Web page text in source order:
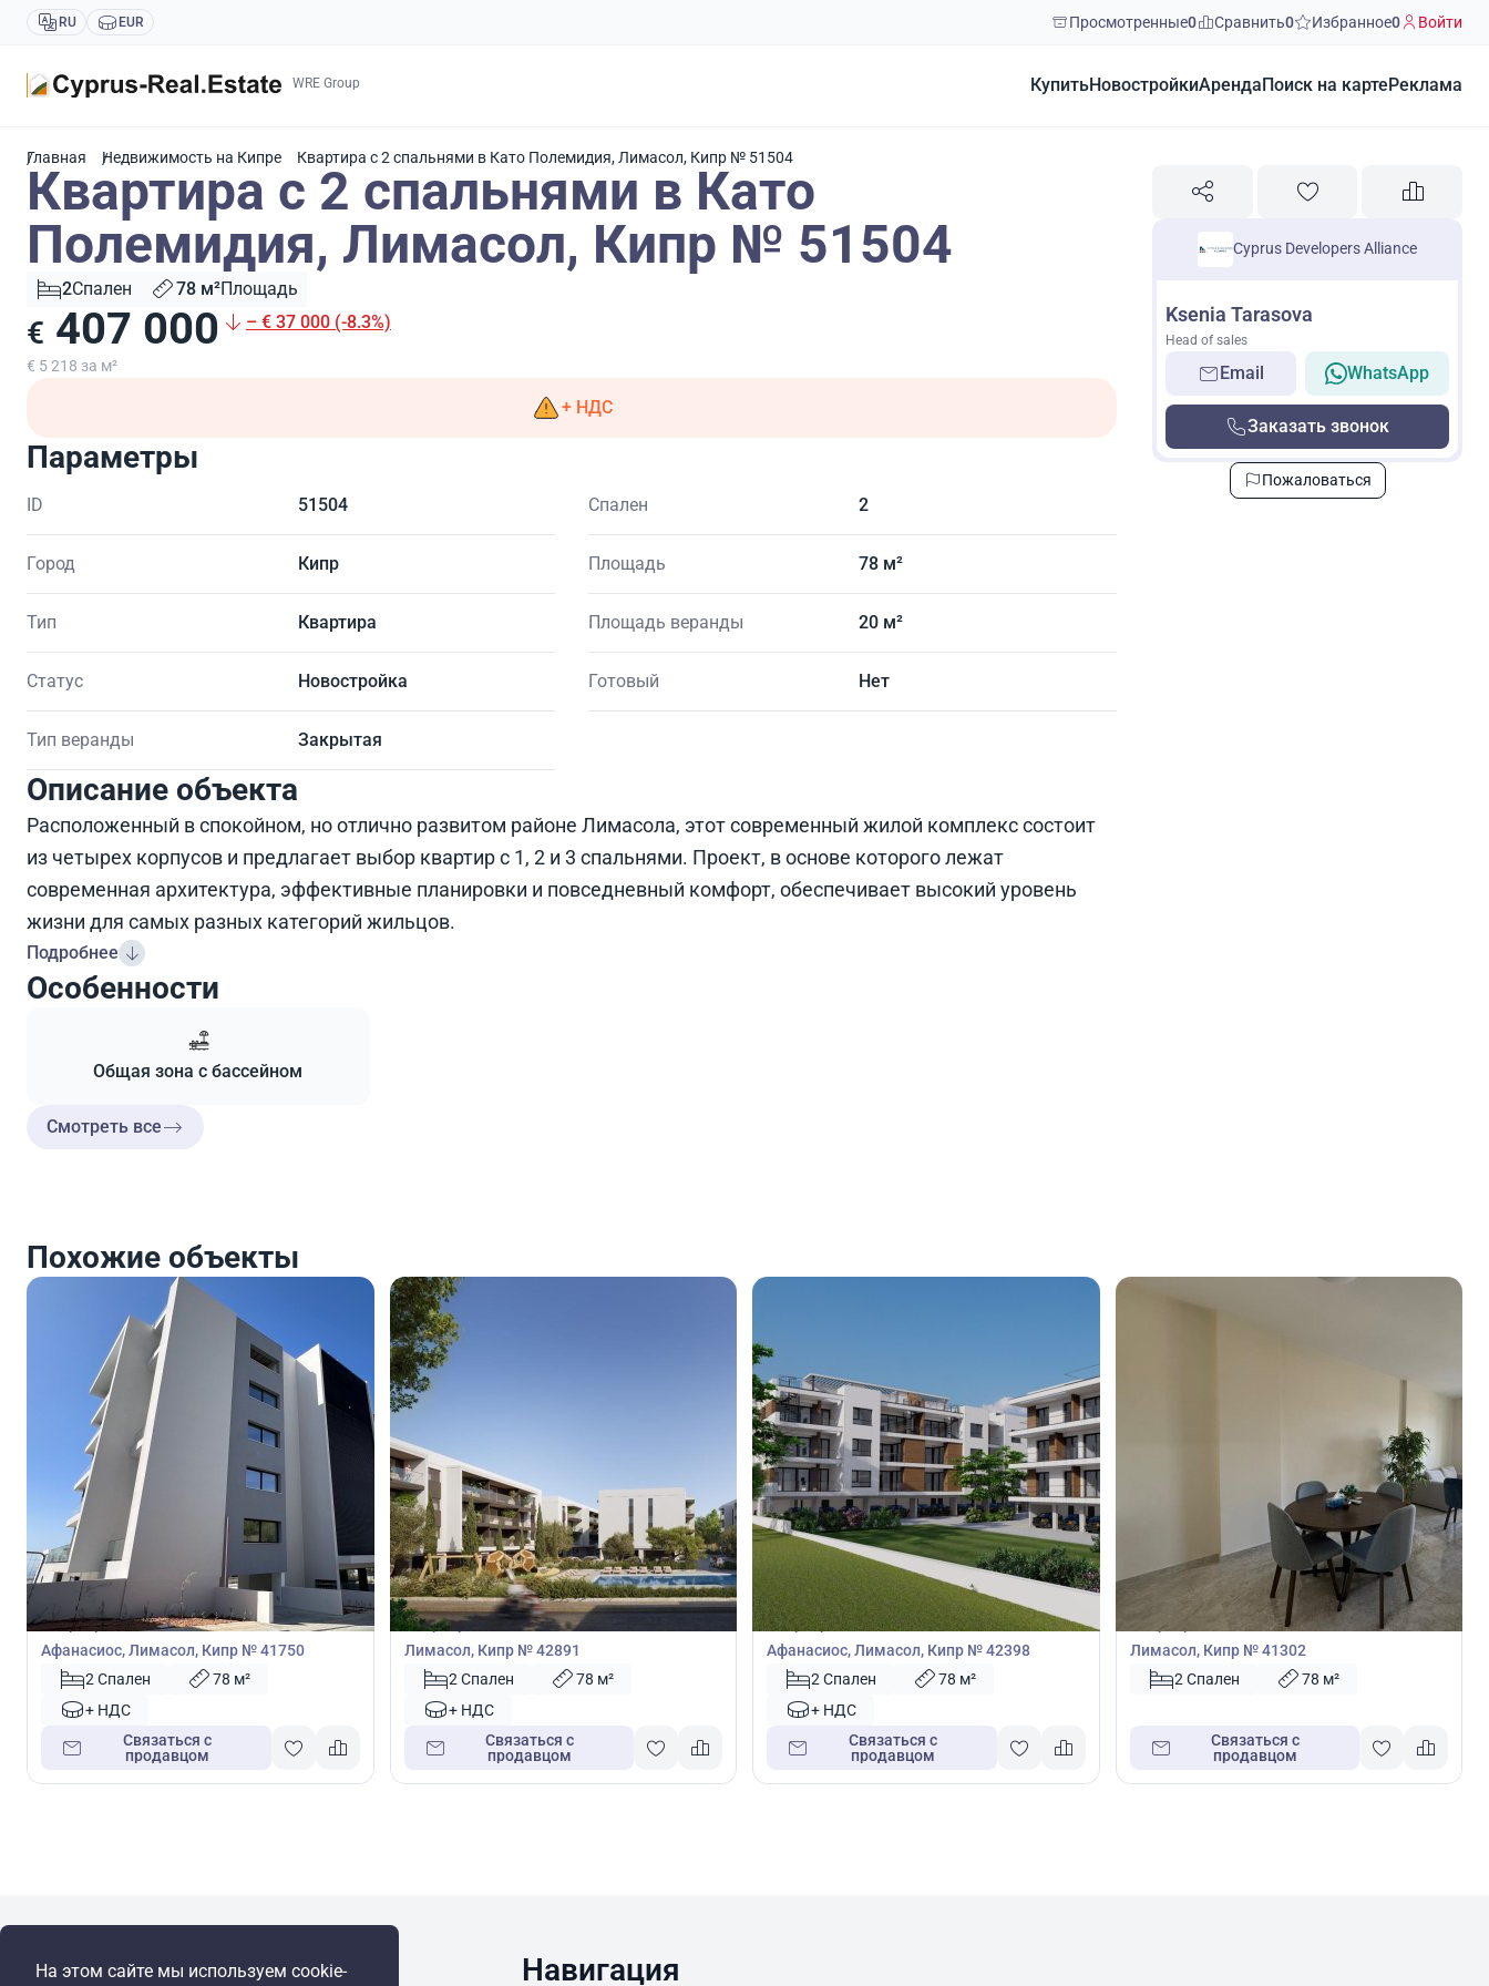
RU EUR Просмотренные0 Сравнить0 Избранное0 Войти
WRE Group КупитьНовостройкиАренда Поиск на карте Реклама
Главная Недвижимость на Кипре Квартира с 2 спальнями в Като Полемидия, Лимасол, Кипр № 51504
Квартира с 2 спальнями в Като
Полемидия, Лимасол, Кипр № 51504
2Спален 78 м²Площадь
€ 407 000 – € 37 000 (-8.3%)
€ 5 218 за м²
+ НДС
Параметры
ID 51504
Город Кипр
Тип Квартира
Статус Новостройка
Тип веранды Закрытая
Спален 2
Площадь 78 м²
Площадь веранды 20 м²
Готовый Нет
Описание объекта
Расположенный в спокойном, но отлично развитом районе Лимасола, этот современный жилой комплекс состоит
из четырех корпусов и предлагает выбор квартир с 1, 2 и 3 спальнями. Проект, в основе которого лежат
современная архитектура, эффективные планировки и повседневный комфорт, обеспечивает высокий уровень
жизни для самых разных категорий жильцов.
Подробнее
Особенности
Общая зона с бассейном
Смотреть все
Cyprus Developers Alliance
Ksenia Tarasova
Head of sales
Email WhatsApp
Заказать звонок
Пожаловаться
Похожие объекты
€405 000
Квартира
Квартира с 2 спальнями в Агиос
Афанасиос, Лимасол, Кипр № 41750
2 Спален
78 м²
+ НДС
Связаться с
продавцом
€402 183
Квартира
Квартира с 2 спальнями в Асоматос,
Лимасол, Кипр № 42891
2 Спален
78 м²
+ НДС
Связаться с
продавцом
400 300
Квартира
Квартира с 2 спальнями в Агиос
Афанасиос, Лимасол, Кипр № 42398
2 Спален
78 м²
+ НДС
Связаться с
продавцом
400 000
Квартира
Квартира с 2 спальнями в Лимассол,
Лимасол, Кипр № 41302
2 Спален
78 м²
Связаться с
продавцом
На этом сайте мы используем cookie- Навигация